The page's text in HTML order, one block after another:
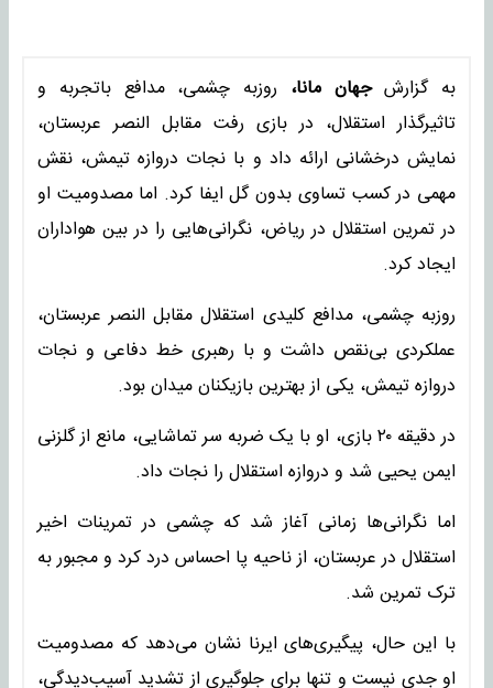
به گزارشجهان مانا، روزبه چشمی، مدافع باتجربه و
تاثیرگذار استقلال، در بازی رفت مقابل النصر عربستان،
نمایش درخشانی ارائه داد و با نجات دروازه تیمش، نقش
مهمی در کسب تساوی بدون گل ایفا کرد. اما مصدومیت او
در تمرین استقلال در ریاض، نگرانی‌هایی را در بین هواداران
ایجاد کرد.
روزبه چشمی، مدافع کلیدی استقلال مقابل النصر عربستان،
عملکردی بی‌نقص داشت و با رهبری خط دفاعی و نجات
دروازه تیمش، یکی از بهترین بازیکنان میدان بود.
در دقیقه ۲۰ بازی، او با یک ضربه سر تماشایی، مانع از گلزنی
ایمن یحیی شد و دروازه استقلال را نجات داد.
اما نگرانی‌ها زمانی آغاز شد که چشمی در تمرینات اخیر
استقلال در عربستان، از ناحیه پا احساس درد کرد و مجبور به
ترک تمرین شد.
با این حال، پیگیری‌های ایرنا نشان می‌دهد که مصدومیت
او جدی نیست و تنها برای جلوگیری از تشدید آسیب‌دیدگی،